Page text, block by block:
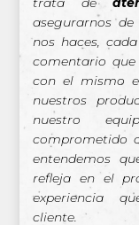
asegurarnos
nos haces,
comentario
con el mismo
nuestros
nuestro
comprometido
entendemos
refleja en el
experiencia
cliente.